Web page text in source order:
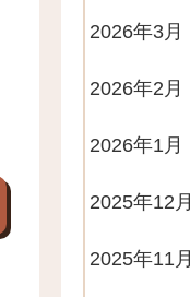
2026年3月
2026年2月
2026年1月
2025年12月
2025年11月